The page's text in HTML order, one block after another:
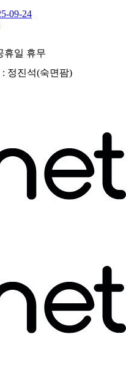
09-24
휴일 휴무
: 정진석(숙면팜)